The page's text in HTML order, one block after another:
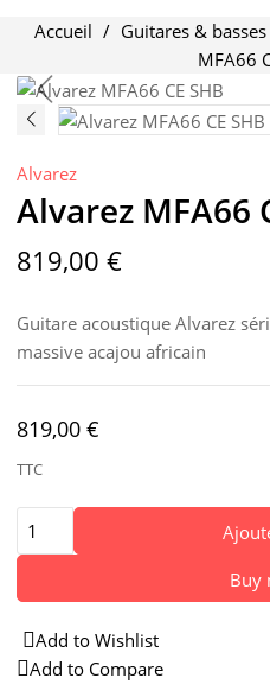
Accueil Guitares & basses
MFA66
Promo !
Alvarez
Alvarez MFA66
819,00 €
Guitare acoustique Alvarez
massive acajou africain
819,00 €
TTC
Buy
Add to Wishlist
Add to Compare